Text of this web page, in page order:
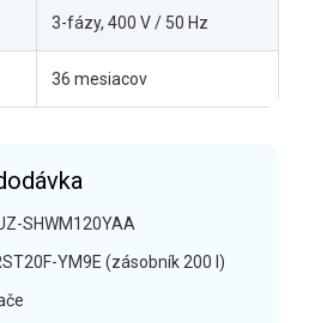
3-fázy, 400 V / 50 Hz
36 mesiacov
SHWM120YAA
YM9E (zásobník 200 l)